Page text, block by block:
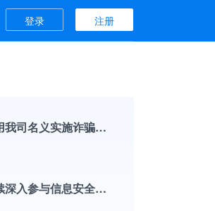
登录 注册
关于谨防不法分子冒用我司名义实施诈骗行为的声明
每日互动（个推）持续深入参与信息安全标准化工作